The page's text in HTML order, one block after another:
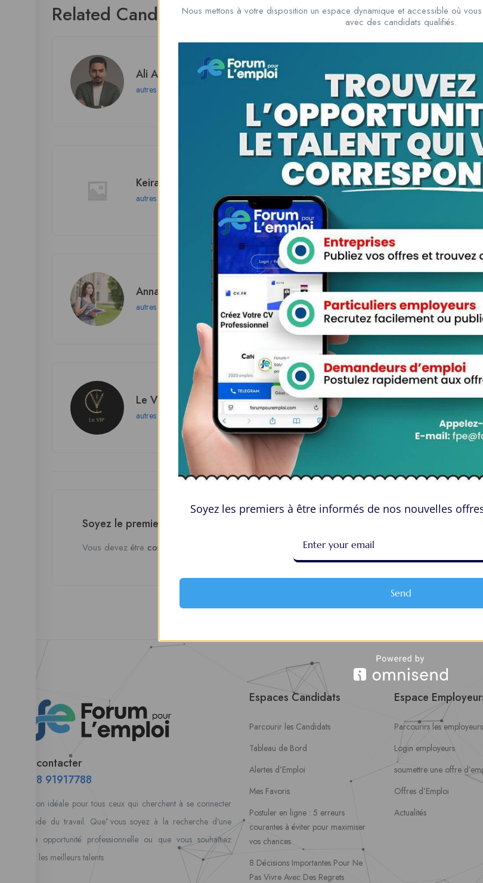
Related Candidates
Ali Afghahi
autres
View Profile
Keira Stevenson
autres
View Profile
Anna Smith
autres
View Profile
Le VIP Concierge
autres
View Profile
Soyez le premier à donner votre avis sur “Brook E Monk”
Vous devez être connecté
Nous contacter
00228 91917788
la solution idéale pour tous ceux qui cherchent à se connecter
au monde du travail. Que vous soyez à la recherche d’une
nouvelle opportunité professionnelle ou que vous souhaitiez
recruter les meilleurs talents
Espaces Candidats
Parcourir les Candidats
Tableau de Bord
Alertes d’Emploi
Mes Favoris
Postuler en ligne : 5 erreurs
courantes à éviter pour maximiser
vos chances
8 Décisions Importantes Pour Ne
Pas Vivre Avec Des Regrets
Espace
Parcourirs les employeurs
Login employeurs
soumettre une offre
Offres d’Emploi
Actualités
Nous mettons à votre disposition un espace dynamique et accessible où
avec des candidats qualifiés.
Soyez les premiers à être informés de nos nouvelles
Send